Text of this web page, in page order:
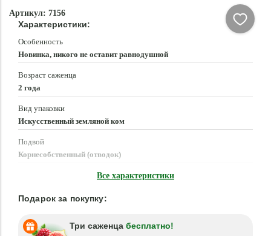
Артикул: 7156
Характеристики:
Особенность
Новинка, никого не оставит равнодушной
Возраст саженца
2 года
Вид упаковки
Искусственный земляной ком
Подвой
Корнесобственный (отводок)
Все характеристики
Подарок за покупку:
Три саженца бесплатно!